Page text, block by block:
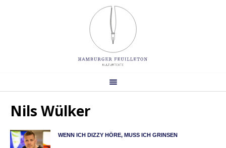
Nils Wülker
WENN ICH DIZZY HÖRE, MUSS ICH GRINSEN